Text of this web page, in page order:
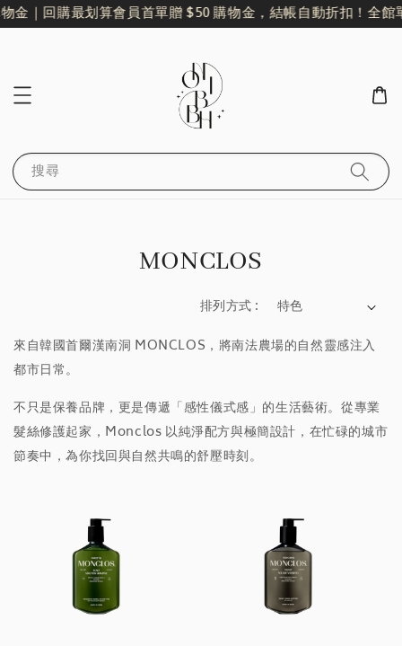
｜回購最划算會員首單贈 $50 購物金，結帳自動折扣！全館
搜尋
MONCLOS
排列方式 :
來自韓國首爾漢南洞 MONCLOS ，將南法農場的自然靈感注入
都市日常。
不只是保養品牌，更是傳遞「感性儀式感」的生活藝術。從專業
髮絲修護起家，Monclos 以純淨配方與極簡設計，在忙碌的城市
節奏中，為你找回與自然共鳴的舒壓時刻。